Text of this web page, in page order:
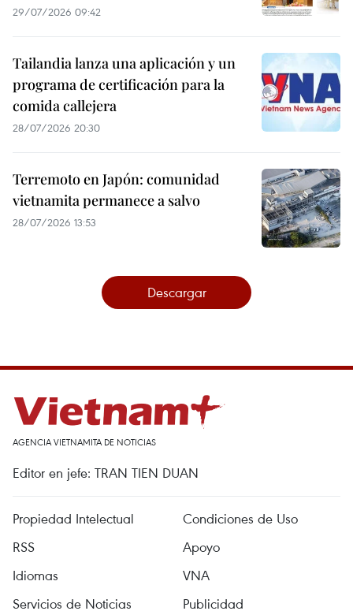
29/07/2026 09:42
Tailandia lanza una aplicación y un
programa de certificación para la
comida callejera
28/07/2026 20:30
Terremoto en Japón: comunidad
vietnamita permanece a salvo
28/07/2026 13:53
Descargar
AGENCIA VIETNAMITA DE NOTICIAS
Editor en jefe: TRAN TIEN DUAN
Propiedad Intelectual
Condiciones de Uso
RSS
Apoyo
Idiomas
VNA
Servicios de Noticias
Publicidad